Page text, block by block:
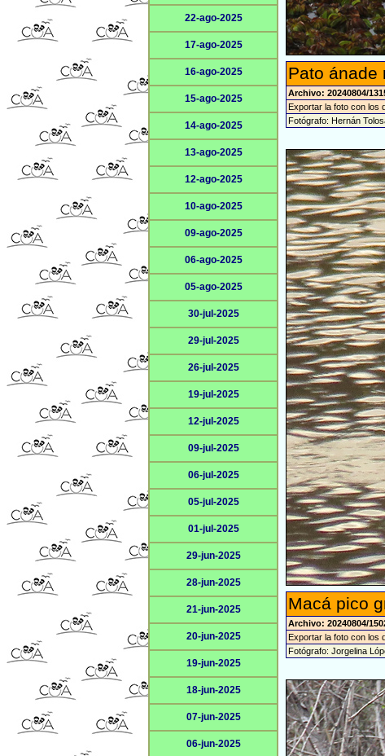
22-ago-2025
17-ago-2025
16-ago-2025
15-ago-2025
14-ago-2025
13-ago-2025
12-ago-2025
10-ago-2025
09-ago-2025
06-ago-2025
05-ago-2025
30-jul-2025
29-jul-2025
26-jul-2025
19-jul-2025
12-jul-2025
09-jul-2025
06-jul-2025
05-jul-2025
01-jul-2025
29-jun-2025
28-jun-2025
21-jun-2025
20-jun-2025
19-jun-2025
18-jun-2025
07-jun-2025
06-jun-2025
Pato ánade
Archivo: 20240804/
Exportar la foto con los
Fotógrafo: Hernán
Macá pico
Archivo: 20240804/
Exportar la foto con los
Fotógrafo: Jorgelina